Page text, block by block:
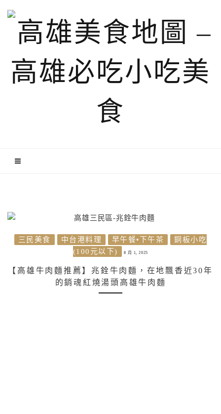
三民美食 中台港料理 早午餐•下午茶
銅板小吃
(100元以下)
8 月 1, 2025
【高雄牛肉麵推薦】兆銓牛肉麵，在地飄香近30年
的銷魂紅燒湯頭高雄牛肉麵